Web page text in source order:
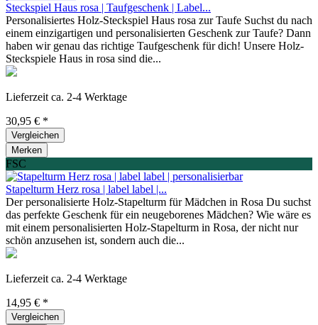
Steckspiel Haus rosa | Taufgeschenk | Label...
Personalisiertes Holz-Steckspiel Haus rosa zur Taufe Suchst du nach
einem einzigartigen und personalisierten Geschenk zur Taufe? Dann
haben wir genau das richtige Taufgeschenk für dich! Unsere Holz-
Steckspiele Haus in rosa sind die...
Lieferzeit ca. 2-4 Werktage
30,95 € *
Vergleichen
Merken
FSC
Stapelturm Herz rosa | label label |...
Der personalisierte Holz-Stapelturm für Mädchen in Rosa Du suchst
das perfekte Geschenk für ein neugeborenes Mädchen? Wie wäre es
mit einem personalisierten Holz-Stapelturm in Rosa, der nicht nur
schön anzusehen ist, sondern auch die...
Lieferzeit ca. 2-4 Werktage
14,95 € *
Vergleichen